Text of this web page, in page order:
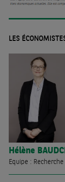
LES
Hélène
Equipe :